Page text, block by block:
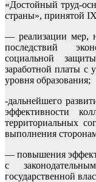
«Достойный труд-
страны», принятой
— реализации мер,
последствий
социальной
заработной платы с
уровня образования;
-дальнейшего
эффективности
территориальных
выполнения
— повышения
с
государственной